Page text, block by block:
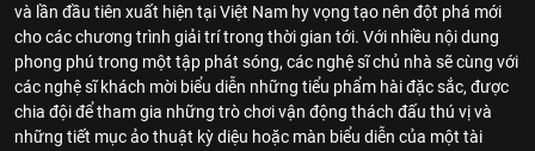
và lần đầu tiên xuất hiện tại Việt Nam hy vọng tạo nên đột phá mới
cho các chương trình giải trí trong thời gian tới. Với nhiều nội dung
phong phú trong một tập phát sóng, các nghệ sĩ chủ nhà sẽ cùng với
các nghệ sĩ khách mời biểu diễn những tiểu phẩm hài đặc sắc, được
chia đội để tham gia những trò chơi vận động thách đấu thú vị và
những tiết mục ảo thuật kỳ diệu hoặc màn biểu diễn của một tài